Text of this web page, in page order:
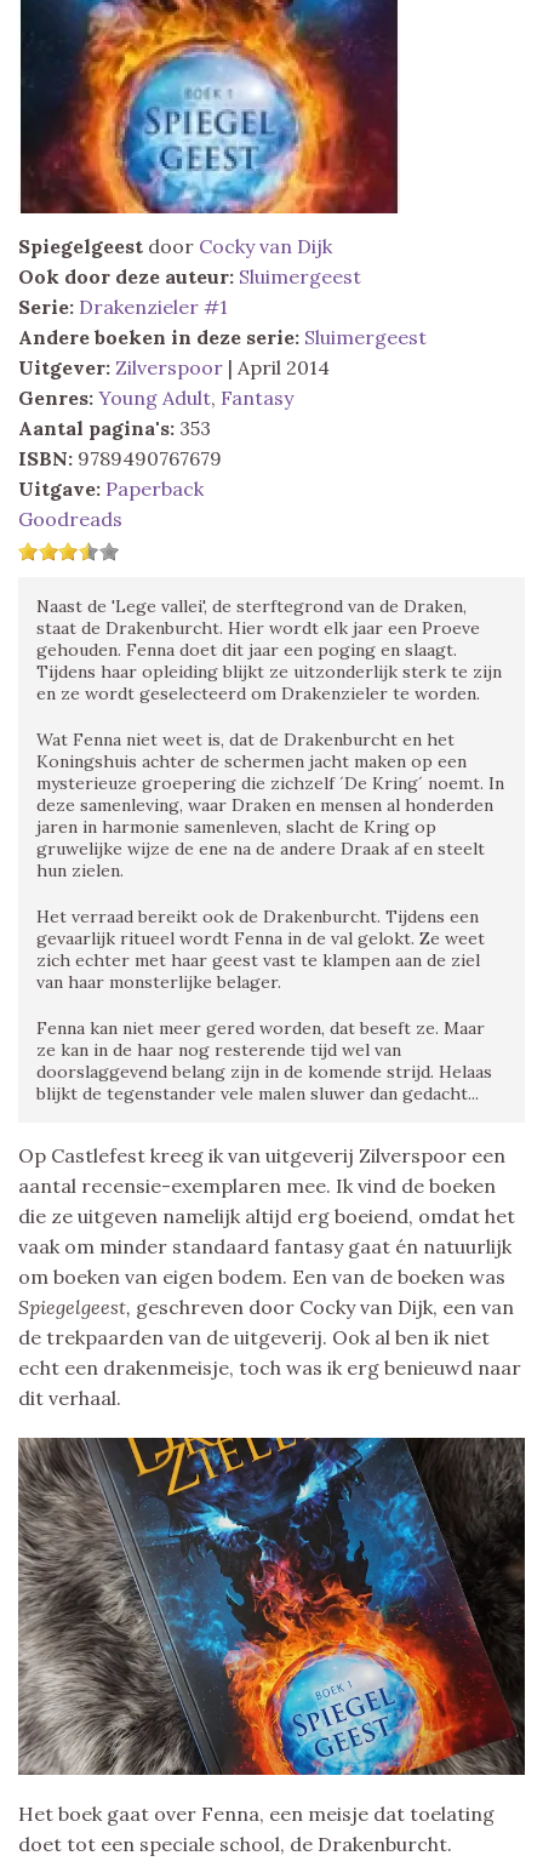
Spiegelgeest door Cocky van Dijk
Ook door deze auteur: Sluimergeest
Serie: Drakenzieler #1
Andere boeken in deze serie: Sluimergeest
Uitgever: Zilverspoor | April 2014
Genres: Young Adult, Fantasy
Aantal pagina's: 353
ISBN: 9789490767679
Uitgave: Paperback
Goodreads
Naast de 'Lege vallei', de sterftegrond van de Draken,
staat de Drakenburcht. Hier wordt elk jaar een Proeve
gehouden. Fenna doet dit jaar een poging en slaagt.
Tijdens haar opleiding blijkt ze uitzonderlijk sterk te zijn
en ze wordt geselecteerd om Drakenzieler te worden.
Wat Fenna niet weet is, dat de Drakenburcht en het
Koningshuis achter de schermen jacht maken op een
mysterieuze groepering die zichzelf ´De Kring´ noemt. In
deze samenleving, waar Draken en mensen al honderden
jaren in harmonie samenleven, slacht de Kring op
gruwelijke wijze de ene na de andere Draak af en steelt
hun zielen.
Het verraad bereikt ook de Drakenburcht. Tijdens een
gevaarlijk ritueel wordt Fenna in de val gelokt. Ze weet
zich echter met haar geest vast te klampen aan de ziel
van haar monsterlijke belager.
Fenna kan niet meer gered worden, dat beseft ze. Maar
ze kan in de haar nog resterende tijd wel van
doorslaggevend belang zijn in de komende strijd. Helaas
blijkt de tegenstander vele malen sluwer dan gedacht...
Op Castlefest kreeg ik van uitgeverij Zilverspoor een
aantal recensie-exemplaren mee. Ik vind de boeken
die ze uitgeven namelijk altijd erg boeiend, omdat het
vaak om minder standaard fantasy gaat én natuurlijk
om boeken van eigen bodem. Een van de boeken was
Spiegelgeest, geschreven door Cocky van Dijk, een van
de trekpaarden van de uitgeverij. Ook al ben ik niet
echt een drakenmeisje, toch was ik erg benieuwd naar
dit verhaal.
Het boek gaat over Fenna, een meisje dat toelating
doet tot een speciale school, de Drakenburcht.